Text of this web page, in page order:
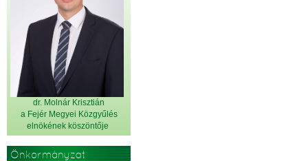
dr. Molnár Krisztián
a Fejér Megyei Közgyűlés
elnökének köszöntője
Önkormányzat